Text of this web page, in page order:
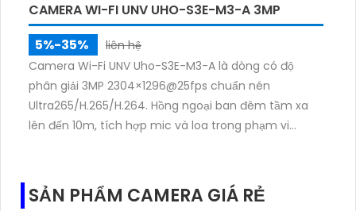
CAMERA WI-FI UNV UHO-S3E-M3-A 3MP
5%-35%
liên hệ
Camera Wi-Fi UNV Uho-S3E-M3-A là dòng có độ
phân giải 3MP 2304×1296@25fps chuẩn nén
Ultra265/H.265/H.264. Hồng ngoại ban đêm tầm xa
lên đến 10m, tích hợp mic và loa trong phạm vi
SẢN PHẨM CAMERA GIÁ RẺ